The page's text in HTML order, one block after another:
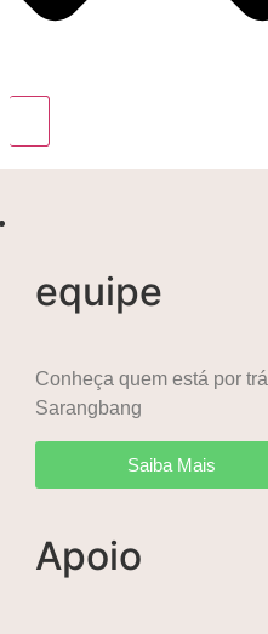
equipe
Conheça quem está por
Sarangbang
Saiba Mais
Apoio